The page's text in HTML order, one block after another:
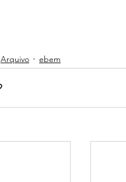
Arquivo ebem